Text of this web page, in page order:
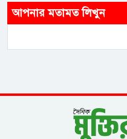
আপনার মতামত লিখুন